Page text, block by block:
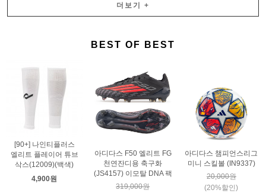
더보기 +
BEST OF BEST
[90+] 나인티플러스
엘리트 플레이어 튜브
삭스(12009)(백색)
4,900원
아디다스 F50 엘리트 FG
천연잔디용 축구화
(JS4157) 이모탈 DNA 팩
319,000원
아디다스 챔피언스리그
미니 스킬볼 (IN9337)
20,000원
(20%할인)